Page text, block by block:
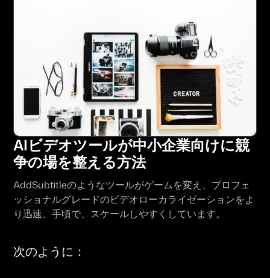
AIビデオツールが中小企業向けに競
争の場を整える方法
AddSubtitleのようなツールがゲームを変え、プロフェ
ッショナルグレードのビデオローカライゼーションをよ
り迅速、手頃で、スケールしやすくしています。
次のように：